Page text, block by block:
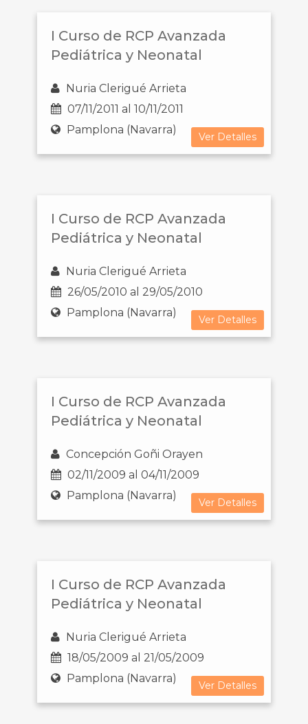
I Curso de RCP Avanzada
Pediátrica y Neonatal
Nuria Clerigué Arrieta
07/11/2011 al 10/11/2011
Pamplona (Navarra)
Ver Detalles
I Curso de RCP Avanzada
Pediátrica y Neonatal
Nuria Clerigué Arrieta
26/05/2010 al 29/05/2010
Pamplona (Navarra)
Ver Detalles
I Curso de RCP Avanzada
Pediátrica y Neonatal
Concepción Goñi Orayen
02/11/2009 al 04/11/2009
Pamplona (Navarra)
Ver Detalles
I Curso de RCP Avanzada
Pediátrica y Neonatal
Nuria Clerigué Arrieta
18/05/2009 al 21/05/2009
Pamplona (Navarra)
Ver Detalles